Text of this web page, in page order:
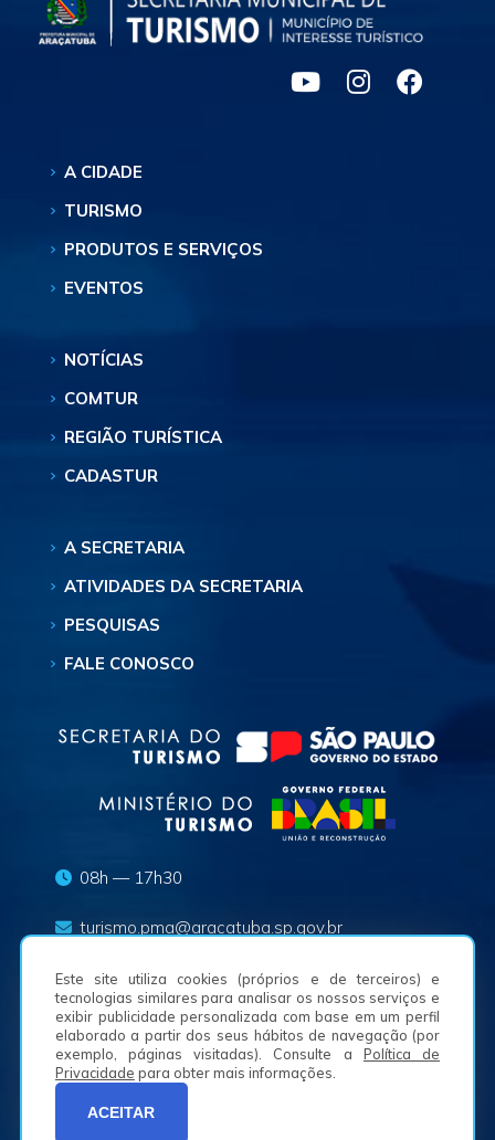
Este site utiliza cookies (próprios e de terceiros) e
tecnologias similares para analisar os nossos serviços e
exibir publicidade personalizada com base em um perfil
elaborado a partir dos seus hábitos de navegação (por
exemplo, páginas visitadas). Consulte a Política de
Privacidade para obter mais informações.
ACEITAR
A CIDADE
TURISMO
PRODUTOS E SERVIÇOS
EVENTOS
NOTÍCIAS
COMTUR
REGIÃO TURÍSTICA
CADASTUR
A SECRETARIA
ATIVIDADES DA SECRETARIA
PESQUISAS
FALE CONOSCO
08h — 17h30
turismo.pma@aracatuba.sp.gov.br
(18) 3625-8636
Av. Waldemar Alves, n.º 50, Bairro São Joaquim -
16050-225